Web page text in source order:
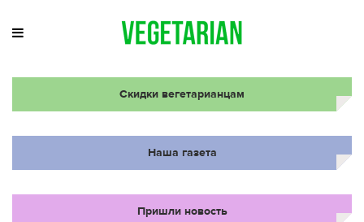
Скидки вегетарианцам
Наша газета
Пришли новость